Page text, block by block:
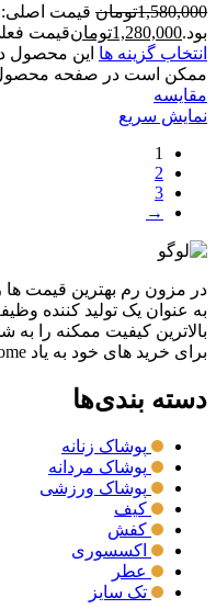
1,580,000تومان
بود.1,280,000تومانقیمت فعلی:
انتخاب گزینه ها این محصول
ممکن است در صفحه محصول
مقايسه
نمایش سریع
1
2
3
→
در مزون رم بهترین قیمت ها
به عنوان یک تولید کننده
بالاترین کیفیت ممکنه را به
برای خرید های خود به یاد mezon rome باشید
دسته بندی‌ها
پوشاک زنانه
پوشاک مردانه
پوشاک ورزشی
کیف
کفش
اکسسوری
عطر
تک سایز